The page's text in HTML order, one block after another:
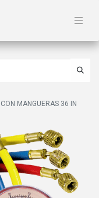
MANGUERAS 36 IN